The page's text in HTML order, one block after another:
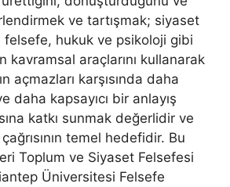
ve tartışmak; siyaset
felsefe, hukuk ve psikoloji gibi
kavramsal araçlarını kullanarak
açmazları karşısında daha
daha kapsayıcı bir anlayış
katkı sunmak değerlidir ve
temel hedefidir. Bu
Toplum ve Siyaset Felsefesi
Üniversitesi Felsefe